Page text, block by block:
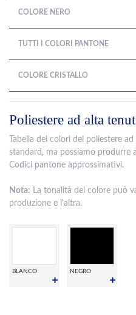
COLORE NERO
TUTTI I COLORI PANTONE
COLORE CRISTALLO
Poliestere ad alta
Tabella dei colori del poliestere
standard, ma possiamo produrre
Codici pantone approssimativi.
Nota: La tonalità del colore può
produzione e l'altra.
BLANCO NEGRO